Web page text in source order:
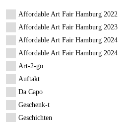
Affordable Art Fair Hamburg 2022
Affordable Art Fair Hamburg 2023
Affordable Art Fair Hamburg 2024
Affordable Art Fair Hamburg 2024
Art-2-go
Auftakt
Da Capo
Geschenk-t
Geschichten